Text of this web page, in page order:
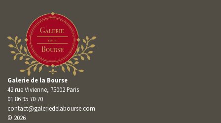
Galerie de la Bourse
42 rue Vivienne, 75002 Paris
01 86 95 70 70
contact@galeriedelabourse.com
© 2026